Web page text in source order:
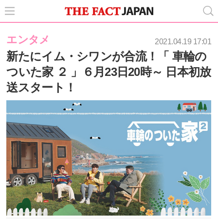
エンタメ 2021.04.19 17:01
新たにイム・シワンが合流！「 車輪の
ついた家 ２ 」６月23日20時～ 日本初放
送スタート！